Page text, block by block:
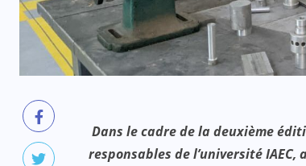
Dans le cadre de la deuxième
responsables de l’université IAEC,